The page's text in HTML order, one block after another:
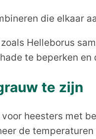
die elkaar
Helleborus
te beperken en
te zijn
heesters met
de